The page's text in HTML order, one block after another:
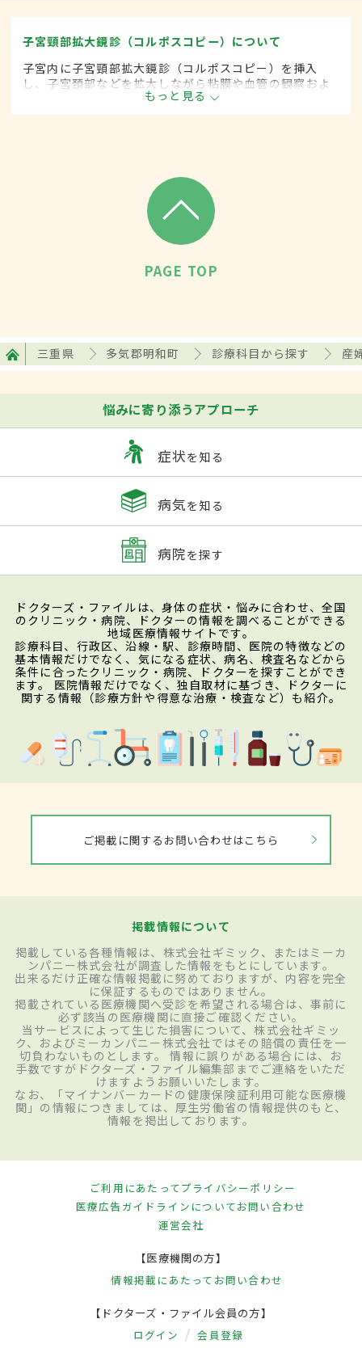
子宮頸部拡大鏡診（コルポスコピー）について
子宮内に子宮頸部拡大鏡診（コルポスコピー）を挿入
し、子宮頚部などを拡大しながら粘膜や血管の観察およ
び病変部の細胞採取を行う検査。異常が診られた場合
は、更に子宮頚部の組織検査を行う。
もっと見る
PAGE TOP
三重県 多気郡明和町 診療科目から探す 産
悩みに寄り添うアプローチ
症状を知る
病気を知る
病院を探す
ドクターズ・ファイルは、身体の症状・悩みに合わせ、全国
のクリニック・病院、ドクターの情報を調べることができる
地域医療情報サイトです。
診療科目、行政区、沿線・駅、診療時間、医院の特徴などの
基本情報だけでなく、気になる症状、病名、検査名などから
条件に合ったクリニック・病院、ドクターを探すことができ
ます。 医院情報だけでなく、独自取材に基づき、ドクターに
関する情報（診療方針や得意な治療・検査など）も紹介。
ご掲載に関するお問い合わせはこちら
掲載情報について
掲載している各種情報は、株式会社ギミック、またはミーカ
ンパニー株式会社が調査した情報をもとにしています。
出来るだけ正確な情報掲載に努めておりますが、内容を完全
に保証するものではありません。
掲載されている医療機関へ受診を希望される場合は、事前に
必ず該当の医療機関に直接ご確認ください。
当サービスによって生じた損害について、株式会社ギミッ
ク、およびミーカンパニー株式会社ではその賠償の責任を一
切負わないものとします。 情報に誤りがある場合には、お
手数ですがドクターズ・ファイル編集部までご連絡をいただ
けますようお願いいたします。
なお、「マイナンバーカードの健康保険証利用可能な医療機
関」の情報につきましては、厚生労働省の情報提供のもと、
情報を掲出しております。
ご利用にあたってプライバシーポリシー
医療広告ガイドラインについてお問い合わせ
運営会社
【医療機関の方】
情報掲載にあたって お問い合わせ
【ドクターズ・ファイル会員の方】
ログイン 会員登録